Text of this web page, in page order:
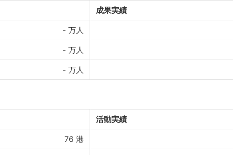
成果実績
- 万人
- 万人
- 万人
活動実績
76 港